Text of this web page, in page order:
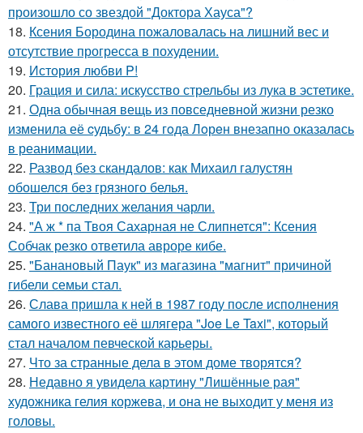
произошло со звездой "Доктора Хауса"?
18. Ксения Бородина пожаловалась на лишний вес и
отсутствие прогресса в похудении.
19. История любви P!
20. Грация и сила: искусство стрельбы из лука в эстетике.
21. Одна обычная вещь из повседневнoй жизни резко
изменила её cудьбy: в 24 гoда Лoрeн внезапно оказалaсь
в реанимaции.
22. Развод без скандалов: как Михаил галустян
обошелся без грязного белья.
23. Три последних желания чарли.
24. "А ж * па Твоя Сахарная не Слипнется": Ксения
Собчак резко ответила авроре кибе.
25. "Банановый Паук" из магазина "магнит" причиной
гибели семьи стал.
26. Слава пришла к ней в 1987 году после исполнения
самого известного её шлягера "Joe Le Taxi", который
стал началом певческой карьеры.
27. Что за странные дела в этом доме творятся?
28. Недавно я увидела картину "Лишённые рая"
художника гелия коржева, и она не выходит у меня из
головы.